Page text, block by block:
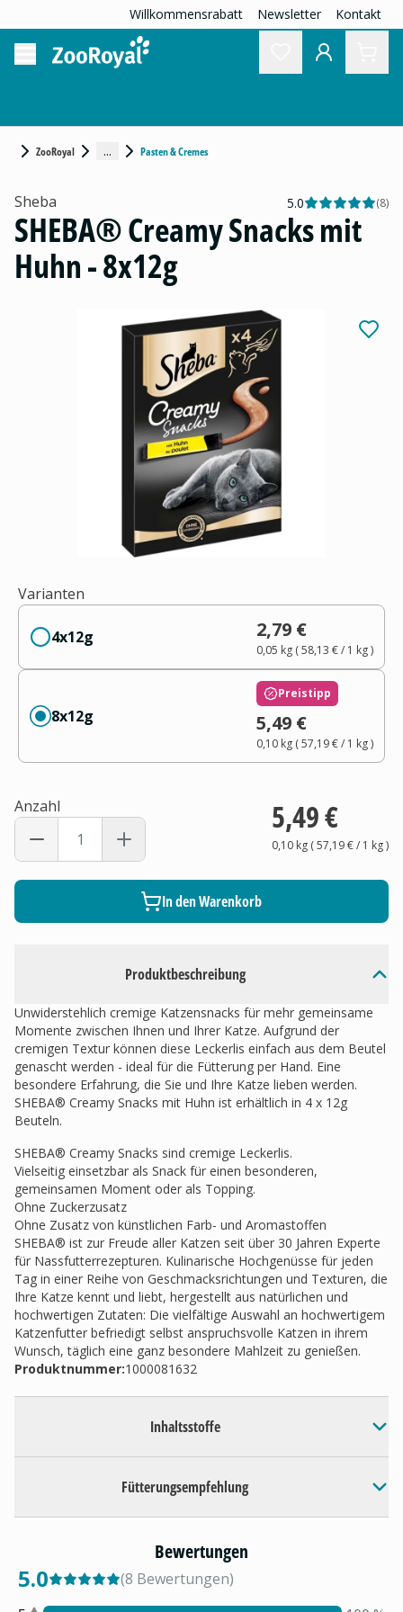
Willkommensrabatt Newsletter Kontakt
ZooRoyal ... Pasten & Cremes
Produktbeschreibung
Unwiderstehlich cremige Katzensnacks für mehr gemeinsame
Momente zwischen Ihnen und Ihrer Katze. Aufgrund der
cremigen Textur können diese Leckerlis einfach aus dem Beutel
genascht werden - ideal für die Fütterung per Hand. Eine
besondere Erfahrung, die Sie und Ihre Katze lieben werden.
SHEBA® Creamy Snacks mit Huhn ist erhältlich in 4 x 12g
Beuteln.
SHEBA® Creamy Snacks sind cremige Leckerlis.
Vielseitig einsetzbar als Snack für einen besonderen,
gemeinsamen Moment oder als Topping.
Ohne Zuckerzusatz
Ohne Zusatz von künstlichen Farb- und Aromastoffen
SHEBA® ist zur Freude aller Katzen seit über 30 Jahren Experte
für Nassfutterrezepturen. Kulinarische Hochgenüsse für jeden
Tag in einer Reihe von Geschmacksrichtungen und Texturen, die
Ihre Katze kennt und liebt, hergestellt aus natürlichen und
hochwertigen Zutaten: Die vielfältige Auswahl an hochwertigem
Katzenfutter befriedigt selbst anspruchsvolle Katzen in ihrem
Wunsch, täglich eine ganz besondere Mahlzeit zu genießen.
Produktnummer:1000081632
Inhaltsstoffe
Fütterungsempfehlung
Sheba 5.0 (8)
SHEBA® Creamy Snacks mit
Huhn - 8x12g
Varianten
4x12g 2,79 €
0,05 kg(58,13 €/ 1 kg)
8x12g
Preistipp
5,49 €
0,10 kg(57,19 €/ 1 kg)
Anzahl 5,49 €
0,10 kg(57,19 €/ 1 kg)
In den Warenkorb
Bewertungen
5.0 (8 Bewertungen)